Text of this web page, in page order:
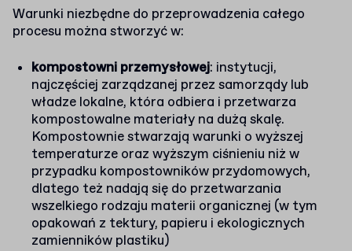
Warunki niezbędne do przeprowadzenia całego
procesu można stworzyć w:
kompostowni przemysłowej: instytucji,
najczęściej zarządzanej przez samorządy lub
władze lokalne, która odbiera i przetwarza
kompostowalne materiały na dużą skalę.
Kompostownie stwarzają warunki o wyższej
temperaturze oraz wyższym ciśnieniu niż w
przypadku kompostowników przydomowych,
dlatego też nadają się do przetwarzania
wszelkiego rodzaju materii organicznej (w tym
opakowań z tektury, papieru i ekologicznych
zamienników plastiku)